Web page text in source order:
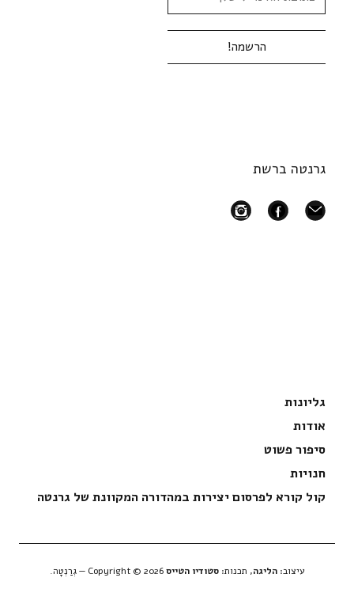
גרנטה ברשת
mail
facebook
instagram
גליונות
אודות
סיפור פשוט
חנויות
קול קורא לפרסום יצירות במהדורה המקוונת של גרנטה
עיצוב:הליגה, תכנות:סטודיו הטייסCopyright © 2026 — גְרַנְטָה.